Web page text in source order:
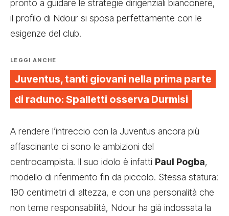
pronto a guidare le strategie dirigenziali bianconere,
il profilo di Ndour si sposa perfettamente con le
esigenze del club.
LEGGI ANCHE
Juventus, tanti giovani nella prima parte
di raduno: Spalletti osserva Durmisi
A rendere l’intreccio con la Juventus ancora più
affascinante ci sono le ambizioni del
centrocampista. Il suo idolo è infatti Paul Pogba,
modello di riferimento fin da piccolo. Stessa statura:
190 centimetri di altezza, e con una personalità che
non teme responsabilità, Ndour ha già indossata la